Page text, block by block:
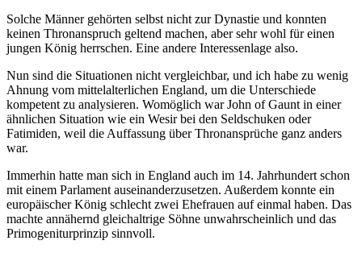
Solche Männer gehörten selbst nicht zur Dynastie und konnten
keinen Thronanspruch geltend machen, aber sehr wohl für einen
jungen König herrschen. Eine andere Interessenlage also.
Nun sind die Situationen nicht vergleichbar, und ich habe zu wenig
Ahnung vom mittelalterlichen England, um die Unterschiede
kompetent zu analysieren. Womöglich war John of Gaunt in einer
ähnlichen Situation wie ein Wesir bei den Seldschuken oder
Fatimiden, weil die Auffassung über Thronansprüche ganz anders
war.
Immerhin hatte man sich in England auch im 14. Jahrhundert schon
mit einem Parlament auseinanderzusetzen. Außerdem konnte ein
europäischer König schlecht zwei Ehefrauen auf einmal haben. Das
machte annähernd gleichaltrige Söhne unwahrscheinlich und das
Primogeniturprinzip sinnvoll.